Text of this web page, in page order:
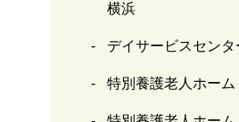
横浜
デイサービスセン
特別養護老人ホーム